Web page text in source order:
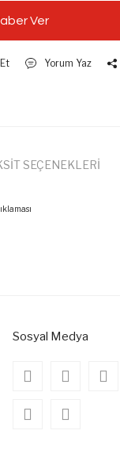
Ver
Yorum Yaz
SEÇENEKLERİ
açıklamasında eksik
Sosyal Medya